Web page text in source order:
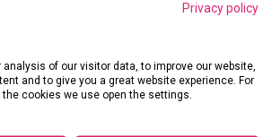
Privacy policy
of our visitor data, to improve our website,
and to give you a great website experience. For
cookies we use open the settings.